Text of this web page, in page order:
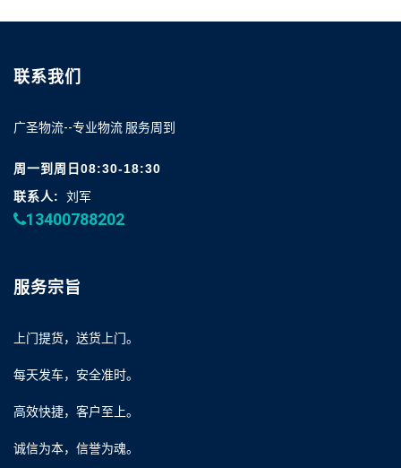
联系我们
广圣物流--专业物流 服务周到
周一到周日08:30-18:30
联系人:
刘军
13400788202
服务宗旨
上门提货，送货上门。
每天发车，安全准时。
高效快捷，客户至上。
诚信为本，信誉为魂。